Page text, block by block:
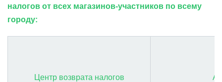
налогов от всех магазинов-участников по всему
городу:
Центр возврата налогов